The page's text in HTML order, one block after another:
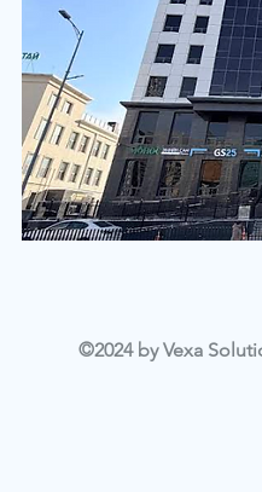
©2024 by Vexa